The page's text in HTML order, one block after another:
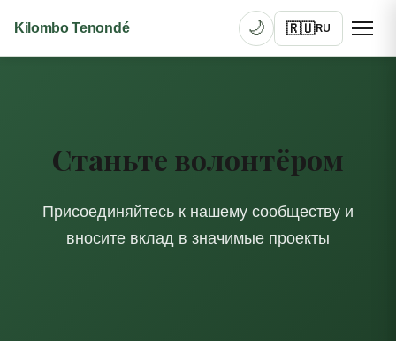
Kilombo Tenondé 🌙 🇷🇺RU
Станьте волонтёром
Присоединяйтесь к нашему сообществу и
вносите вклад в значимые проекты